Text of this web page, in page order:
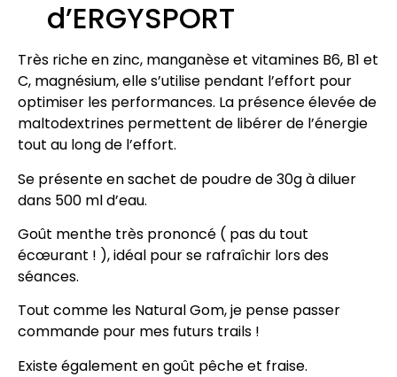
d’ERGYSPORT
Très riche en zinc, manganèse et vitamines B6, B1 et
C, magnésium, elle s’utilise pendant l’effort pour
optimiser les performances. La présence élevée de
maltodextrines permettent de libérer de l’énergie
tout au long de l’effort.
Se présente en sachet de poudre de 30g à diluer
dans 500 ml d’eau.
Goût menthe très prononcé ( pas du tout
écœurant ! ), idéal pour se rafraîchir lors des
séances.
Tout comme les Natural Gom, je pense passer
commande pour mes futurs trails !
Existe également en goût pêche et fraise.